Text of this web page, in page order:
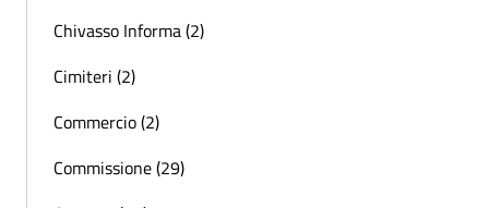
Chivasso Informa (2)
Cimiteri (2)
Commercio (2)
Commissione (29)